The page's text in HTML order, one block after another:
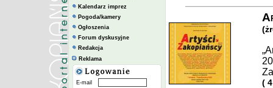
Kalendarz imprez
Pogoda/kamery
Ogłoszenia
Forum dyskusyjne
Redakcja
Reklama
E-mail
(